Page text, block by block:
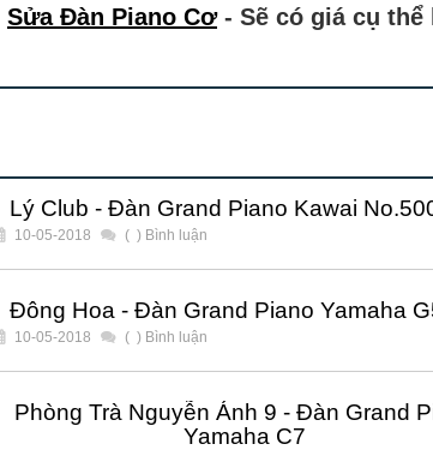
Sửa Đàn Piano Cơ- Sẽ có giá cụ thể
Lý Club - Đàn Grand Piano Kawai
10-05-2018 ( ) Bình luận
Đông Hoa - Đàn Grand Piano Yamaha
10-05-2018 ( ) Bình luận
Phòng Trà Nguyễn Ánh 9 - Đàn Grand
Yamaha C7